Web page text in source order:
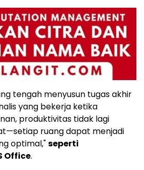
tengah menyusun tugas akhir
yang bekerja ketika
produktivitas tidak lagi
ruang dapat menjadi
optimal,"seperti
Office.